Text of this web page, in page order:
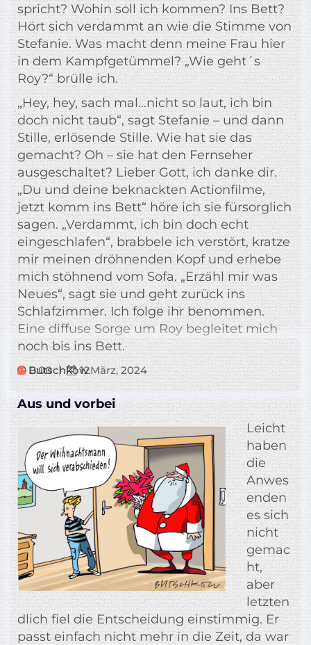
spricht? Wohin soll ich kommen? Ins Bett?
Hört sich verdammt an wie die Stimme von
Stefanie. Was macht denn meine Frau hier
in dem Kampfgetümmel? „Wie geht´s
Roy?“ brülle ich.
„Hey, hey, sach mal…nicht so laut, ich bin
doch nicht taub“, sagt Stefanie – und dann
Stille, erlösende Stille. Wie hat sie das
gemacht? Oh – sie hat den Fernseher
ausgeschaltet? Lieber Gott, ich danke dir.
„Du und deine beknackten Actionfilme,
jetzt komm ins Bett“ höre ich sie fürsorglich
sagen. „Verdammt, ich bin doch echt
eingeschlafen“, brabbele ich verstört, kratze
mir meinen dröhnenden Kopf und erhebe
mich stöhnend vom Sofa. „Erzähl mir was
Neues“, sagt sie und geht zurück ins
Schlafzimmer. Ich folge ihr benommen.
Eine diffuse Sorge um Roy begleitet mich
noch bis ins Bett.
0:00 12März, 2024
Butschkow
Aus und vorbei
Leicht
haben
die
Anwes
enden
es sich
nicht
gemac
ht,
aber
letzten
dlich fiel die Entscheidung einstimmig. Er
passt einfach nicht mehr in die Zeit, da war